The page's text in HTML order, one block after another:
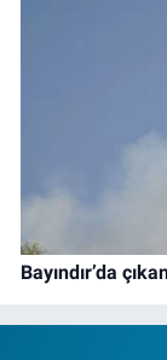
Bayındır’da